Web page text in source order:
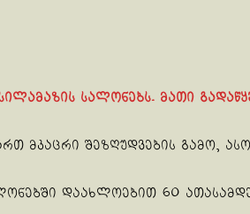
სალონებს. მათი
მკაცრი შეზღუდვების გამო,
დაახლოებით 60